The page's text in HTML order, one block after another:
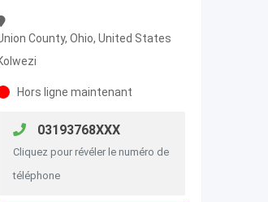
County, Ohio, United States
Hors ligne maintenant
03193768XXX
Cliquez pour révéler le numéro de
téléphone